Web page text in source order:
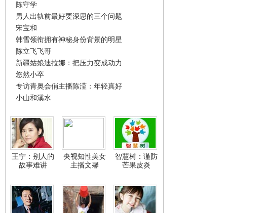
陈守学
男人出轨前最好要深思的三个问题
宋宝和
韩雪领衔拥有神秘身份背景的明星
陈立飞飞哥
新疆姑娘迪拉娜：把压力变成动力
悠然小卒
专访青奥会俏主播陈滢：年轻真好
小山和溪水
王宁：别人的
故事难讲
央视知性美女
主播文馨
智慧树：谨防
芒果皮炎